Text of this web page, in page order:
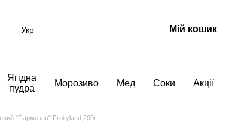
Укр Мій кошик
Ягідна
пудра
Морозиво Мед Соки Акції
"Пармезан" Fruityland,200г